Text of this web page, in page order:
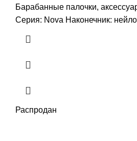
Барабанные палочки,
Серия: Nova Наконечник:
Распродан